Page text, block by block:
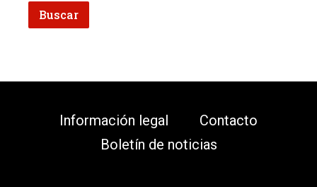
Información legal
Contacto
Boletín de noticias